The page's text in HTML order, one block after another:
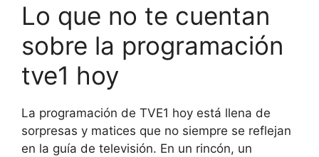
Lo que no te cuentan
sobre la programación
tve1 hoy
La programación de TVE1 hoy está llena de
sorpresas y matices que no siempre se reflejan
en la guía de televisión. En un rincón, un